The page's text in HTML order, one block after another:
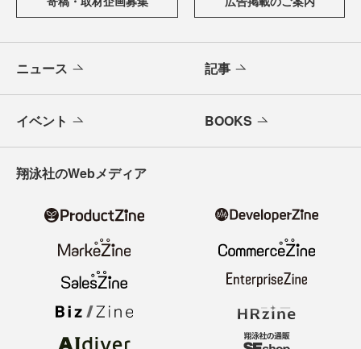
ニュース 記事
イベント BOOKS
翔泳社のWebメディア